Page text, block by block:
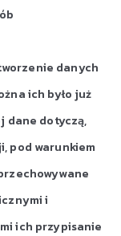
danych
ich było już
dane dotyczą,
pod warunkiem
i
ich przypisanie